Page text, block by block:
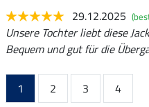
29.12.2025
Unsere Tochter liebt diese
Bequem und gut für die
1 2 3
4